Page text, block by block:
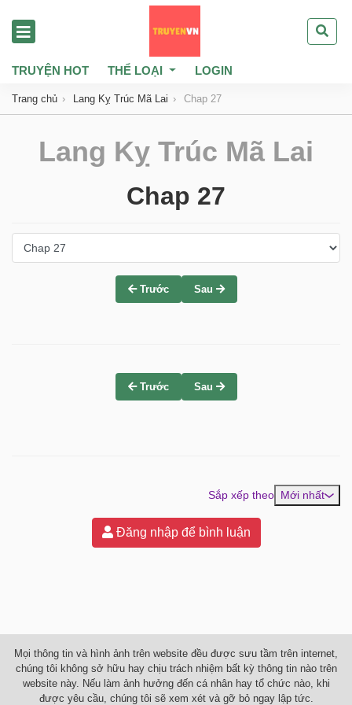
TRUYỆN HOT THỂ LOẠI LOGIN
Trang chủ Lang Kỵ Trúc Mã Lai Chap 27
Lang Kỵ Trúc Mã Lai
Chap 27
Trước Sau
Trước Sau
Sắp xếp theo Mới nhất
Đăng nhập để bình luận
Mọi thông tin và hình ảnh trên website đều được sưu tầm trên internet,
chúng tôi không sở hữu hay chịu trách nhiệm bất kỳ thông tin nào trên
website này. Nếu làm ảnh hưởng đến cá nhân hay tổ chức nào, khi
được yêu cầu, chúng tôi sẽ xem xét và gỡ bỏ ngay lập tức.